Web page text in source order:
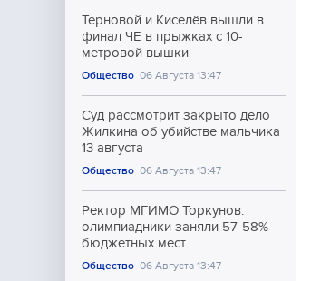
Ближний Восток
Общество
Культура
Терновой и Киселёв вышли в
финал ЧЕ в прыжках с 10-
метровой вышки
Общество 06 Августа 13:47
Суд рассмотрит закрыто дело
Жилкина об убийстве мальчика
13 августа
Общество 06 Августа 13:47
Ректор МГИМО Торкунов:
олимпиадники заняли 57-58%
бюджетных мест
Общество 06 Августа 13:47